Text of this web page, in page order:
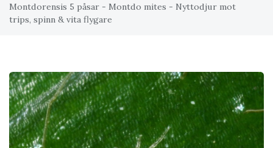
Montdorensis 5 påsar - Montdo mites - Nyttodjur mot
trips, spinn & vita flygare